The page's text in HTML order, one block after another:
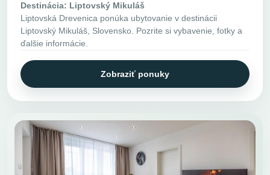
Destinácia: Liptovský Mikuláš
Liptovská Drevenica ponúka ubytovanie v destinácii
Liptovský Mikuláš, Slovensko. Pozrite si vybavenie, fotky a
ďalšie informácie.
Zobraziť ponuky